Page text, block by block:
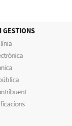
GESTIONS